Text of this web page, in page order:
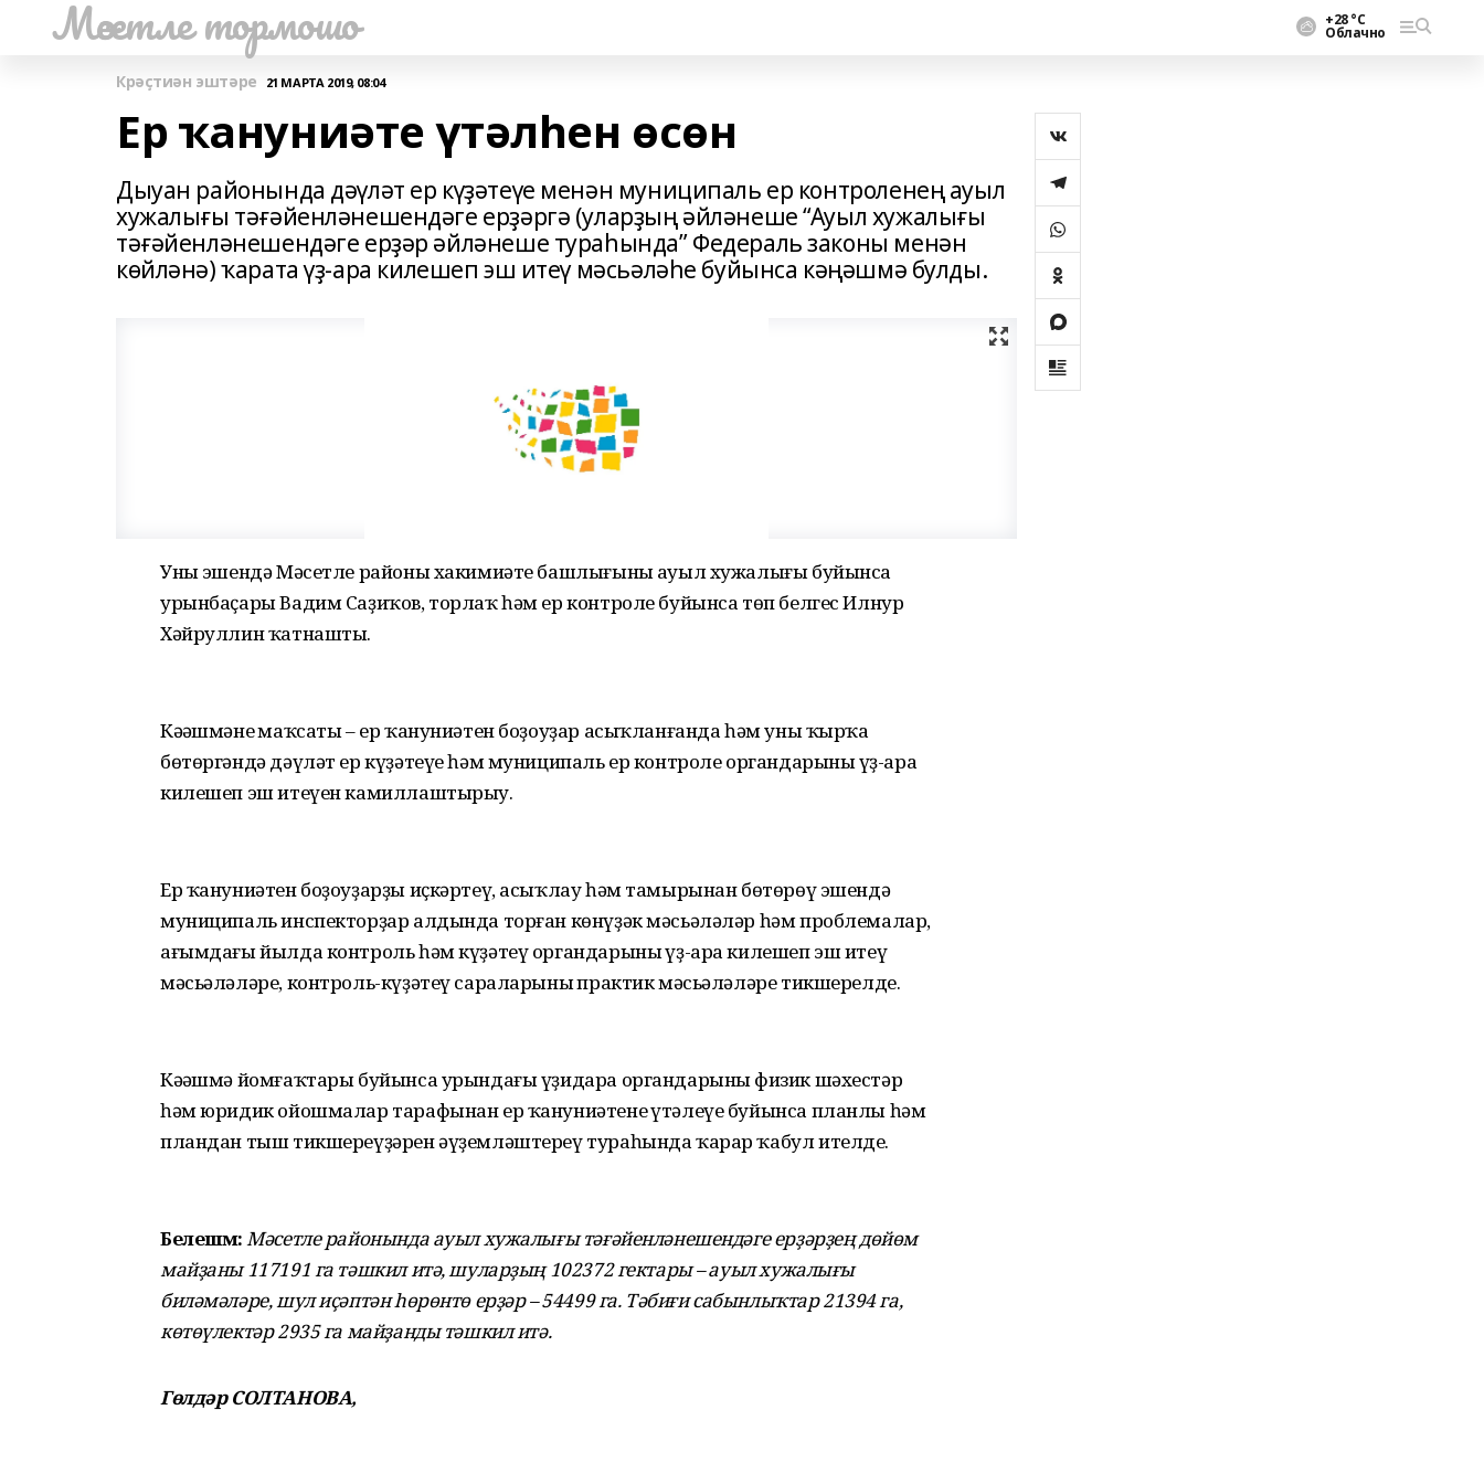
Мәсетле тормошо +28 °С
Облачно
Крәҫтиән эштәре 21 МАРТА 2019, 08:04
Ер ҡануниәте үтәлһен өсөн
Дыуан районында дәүләт ер күҙәтеүе менән муниципаль ер контроленең ауыл
хужалығы тәғәйенләнешендәге ерҙәргә (уларҙың әйләнеше “Ауыл хужалығы
тәғәйенләнешендәге ерҙәр әйләнеше тураһында” Федераль законы менән
көйләнә) ҡарата үҙ-ара килешеп эш итеү мәсьәләһе буйынса кәңәшмә булды.
Уның эшендә Мәсетле районы хакимиәте башлығының ауыл хужалығы буйынса
урынбаҫары Вадим Саҙиҡов, торлаҡ һәм ер контроле буйынса төп белгес Илнур
Хәйруллин ҡатнашты.
Кәңәшмәнең маҡсаты – ер ҡануниәтен боҙоуҙар асыҡланғанда һәм уны ҡырҡа
бөтөргәндә дәүләт ер күҙәтеүе һәм муниципаль ер контроле органдарының үҙ-ара
килешеп эш итеүен камиллаштырыу.
Ер ҡануниәтен боҙоуҙарҙы иҫкәртеү, асыҡлау һәм тамырынан бөтөрөү эшендә
муниципаль инспекторҙар алдында торған көнүҙәк мәсьәләләр һәм проблемалар,
ағымдағы йылда контроль һәм күҙәтеү органдарының үҙ-ара килешеп эш итеү
мәсьәләләре, контроль-күҙәтеү сараларының практик мәсьәләләре тикшерелде.
Кәңәшмә йомғаҡтары буйынса урындағы үҙидара органдарының физик шәхестәр
һәм юридик ойошмалар тарафынан ер ҡануниәтенең үтәлеүе буйынса планлы һәм
пландан тыш тикшереүҙәрен әүҙемләштереү тураһында ҡарар ҡабул ителде.
Белешмә:Мәсетле районында ауыл хужалығы тәғәйенләнешендәге ерҙәрҙең дөйөм
майҙаны 117191 га тәшкил итә, шуларҙың 102372 гектары – ауыл хужалығы
биләмәләре, шул иҫәптән һөрөнтө ерҙәр – 54499 га. Тәбиғи сабынлыҡтар 21394 га,
көтөүлектәр 2935 га майҙанды тәшкил итә.
Гөлдәр СОЛТАНОВА,